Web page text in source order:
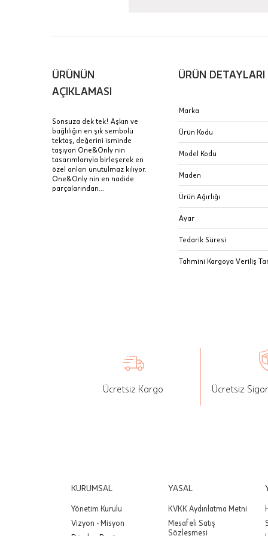
Stoklar çok
Taksit
Tek Çekim
2 Taksit
E-Posta Adresi
ÜRÜNÜN
AÇIKLAMASI
Sonsuza dek tek! Aşkın ve
bağlılığın en şık sembolü
tektaş, değerini isminde
taşıyan One&Only nin
tasarımlarıyla birleşerek en
özel anları unutulmaz kılıyor.
One&Only nin en nadide
parçalarından...
ÜRÜN DETAYLARI
Marka
Ürün Kodu
Model Kodu
Maden
Ürün Ağırlığı
Ayar
Tedarik Süresi
Tahmini Kargoya Veriliş
Ücretsiz Kargo Ücretsiz
KURUMSAL
Yönetim Kurulu
Vizyon - Misyon
YASAL
KVKK Aydınlatma Metni
Mesafeli Satış
Sözleşmesi
Sertifika
JTR |
Sipariş
İptal:
seçilen
Önemli:
Önemli: